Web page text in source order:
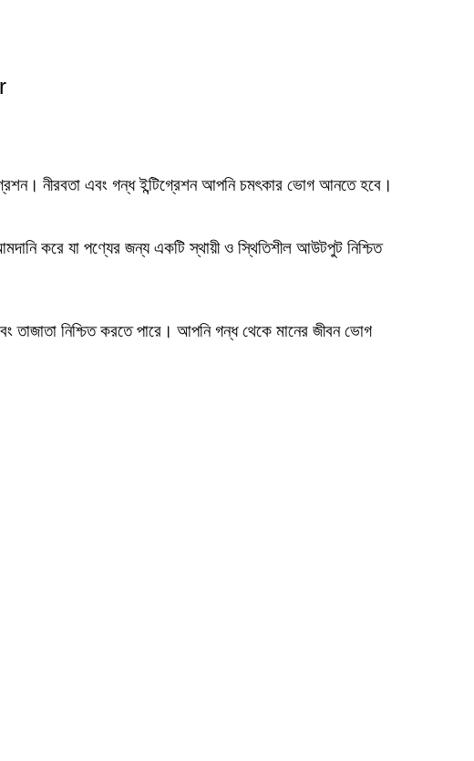
নীরবতা এবং গন্ধ ইন্টিগ্রেশন আপনি চমৎকার ভোগ আনতে হবে।
করে যা পণ্যের জন্য একটি স্থায়ী ও স্থিতিশীল আউটপুট নিশ্চিত
তাজাতা নিশ্চিত করতে পারে। আপনি গন্ধ থেকে মানের জীবন ভোগ